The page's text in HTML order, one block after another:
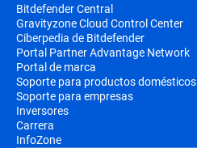
Bitdefender Central
Gravityzone Cloud Control Center
Ciberpedia de Bitdefender
Portal Partner Advantage Network
Portal de marca
Soporte para productos domésticos
Soporte para empresas
Inversores
Carrera
InfoZone